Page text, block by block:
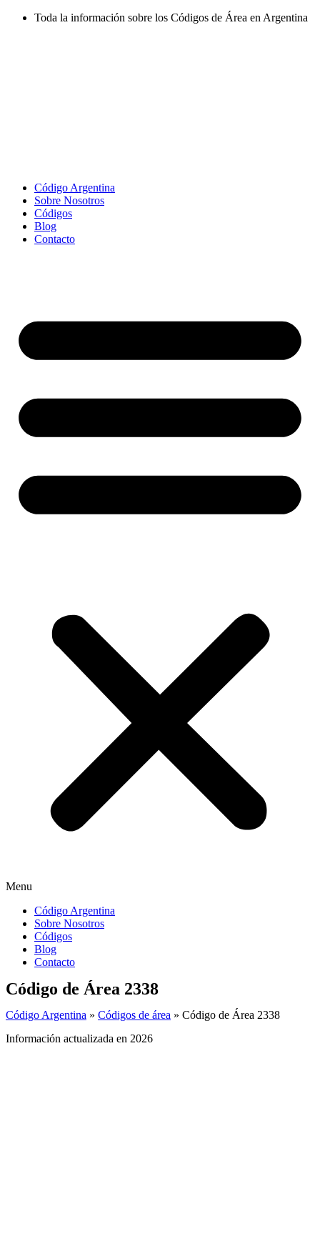
Toda la información sobre los Códigos de Área en Argentina
Código Argentina
Sobre Nosotros
Códigos
Blog
Contacto
Menu
Código Argentina
Sobre Nosotros
Códigos
Blog
Contacto
Código de Área 2338
Código Argentina » Códigos de área » Código de Área 2338
Información actualizada en 2026